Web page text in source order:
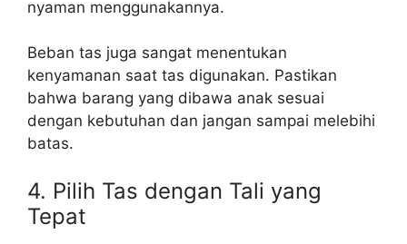
nyaman menggunakannya.
Beban tas juga sangat menentukan
kenyamanan saat tas digunakan. Pastikan
bahwa barang yang dibawa anak sesuai
dengan kebutuhan dan jangan sampai melebihi
batas.
4. Pilih Tas dengan Tali yang
Tepat